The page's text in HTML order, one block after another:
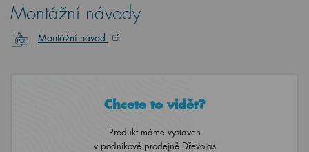
Montážní návody
Montážní návod
Chcete to vidět?
Produkt máme vystaven
v podnikové prodejně Dřevojas